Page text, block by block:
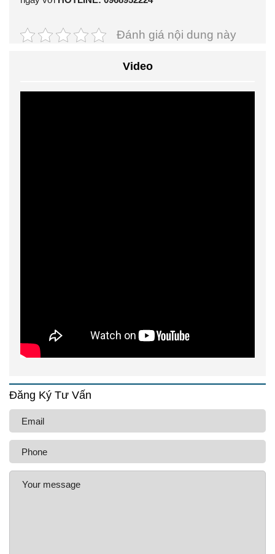
Đánh giá nội dung này
Video
Đăng Ký Tư Vấn